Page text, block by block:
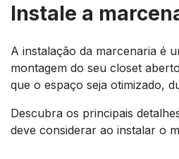
Instale a
A instalação da marcenaria é
montagem do seu closet
que o espaço seja otimizado,
Descubra os principais
deve considerar ao instalar o